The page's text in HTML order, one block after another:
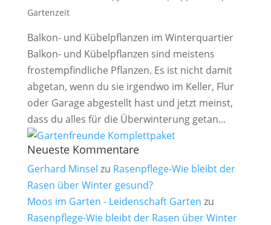
Gartenzeit
Balkon- und Kübelpflanzen im Winterquartier
Balkon- und Kübelpflanzen sind meistens
frostempfindliche Pflanzen. Es ist nicht damit
abgetan, wenn du sie irgendwo im Keller, Flur
oder Garage abgestellt hast und jetzt meinst,
dass du alles für die Überwinterung getan...
Neueste Kommentare
Gerhard Minsel zu Rasenpflege-Wie bleibt der
Rasen über Winter gesund?
Moos im Garten - Leidenschaft Garten zu
Rasenpflege-Wie bleibt der Rasen über Winter